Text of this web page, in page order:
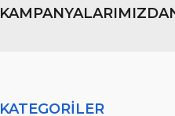
KATEGORİLER